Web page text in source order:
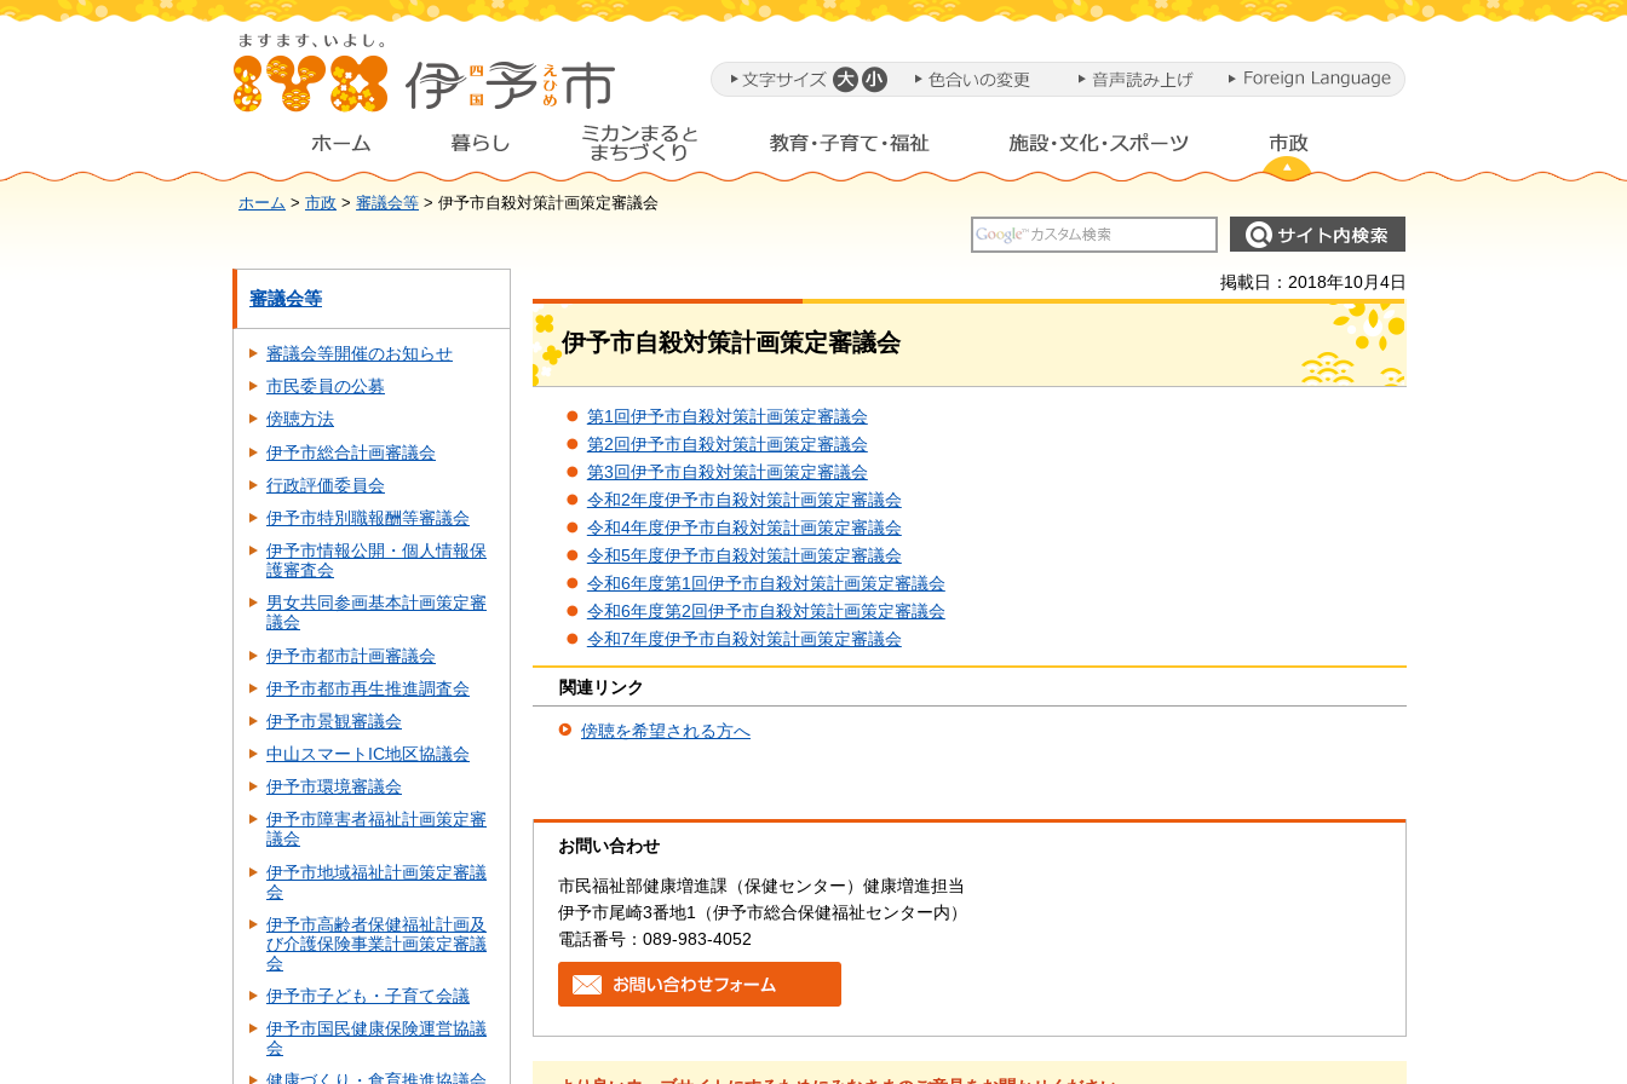
ホーム > 市政 > 審議会等 > 伊予市自殺対策計画策定審議会
審議会等
審議会等開催のお知らせ
市民委員の公募
傍聴方法
伊予市総合計画審議会
行政評価委員会
伊予市特別職報酬等審議会
伊予市情報公開・個人情報保
護審査会
男女共同参画基本計画策定審
議会
伊予市都市計画審議会
伊予市都市再生推進調査会
伊予市景観審議会
中山スマートIC地区協議会
伊予市環境審議会
伊予市障害者福祉計画策定審
議会
伊予市地域福祉計画策定審議
会
伊予市高齢者保健福祉計画及
び介護保険事業計画策定審議
会
伊予市子ども・子育て会議
伊予市国民健康保険運営協議
会
掲載日：2018年10月4日
伊予市自殺対策計画策定審議会
第1回伊予市自殺対策計画策定審議会
第2回伊予市自殺対策計画策定審議会
第3回伊予市自殺対策計画策定審議会
令和2年度伊予市自殺対策計画策定審議会
令和4年度伊予市自殺対策計画策定審議会
令和5年度伊予市自殺対策計画策定審議会
令和6年度第1回伊予市自殺対策計画策定審議会
令和6年度第2回伊予市自殺対策計画策定審議会
令和7年度伊予市自殺対策計画策定審議会
関連リンク
傍聴を希望される方へ
お問い合わせ
市民福祉部健康増進課（保健センター）健康増進担当
伊予市尾崎3番地1（伊予市総合保健福祉センター内）
電話番号：089-983-4052